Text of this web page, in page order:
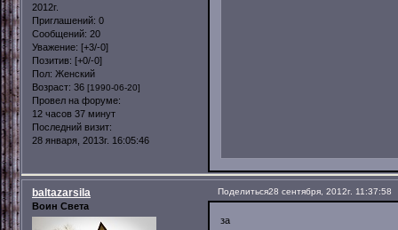
2012г.
Приглашений: 0
Сообщений: 20
Уважение: [+3/-0]
Позитив: [+0/-0]
Пол: Женский
Возраст: 36 [1990-06-20]
Провел на форуме:
12 часов 37 минут
Последний визит:
28 января, 2013г. 16:05:46
Поделиться28 сентября, 2012г. 11:37:58
baltazarsila
Воин Света
за